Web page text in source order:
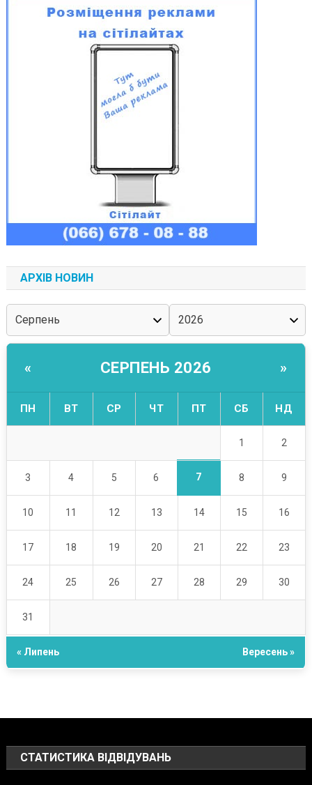
АРХІВ НОВИН
« СЕРПЕНЬ 2026 »
ПН ВТ СР ЧТ ПТ СБ НД
1 2
3 4 5 6 7 8 9
10 11 12 13 14 15 16
17 18 19 20 21 22 23
24 25 26 27 28 29 30
31
« Липень Вересень »
СТАТИСТИКА ВІДВІДУВАНЬ